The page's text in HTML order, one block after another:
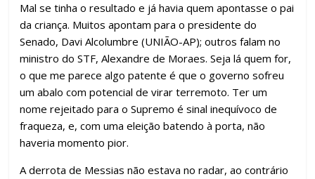
Mal se tinha o resultado e já havia quem apontasse o pai
da criança. Muitos apontam para o presidente do
Senado, Davi Alcolumbre (UNIÃO-AP); outros falam no
ministro do STF, Alexandre de Moraes. Seja lá quem for,
o que me parece algo patente é que o governo sofreu
um abalo com potencial de virar terremoto. Ter um
nome rejeitado para o Supremo é sinal inequívoco de
fraqueza, e, com uma eleição batendo à porta, não
haveria momento pior.
A derrota de Messias não estava no radar, ao contrário